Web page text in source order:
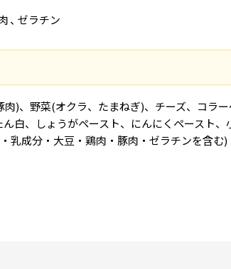
ゼラチン
)、野菜(オクラ、たまねぎ)、チーズ、コラ
白、しょうがペースト、にんにくペースト
乳成分・大豆・鶏肉・豚肉・ゼラチンを含む)